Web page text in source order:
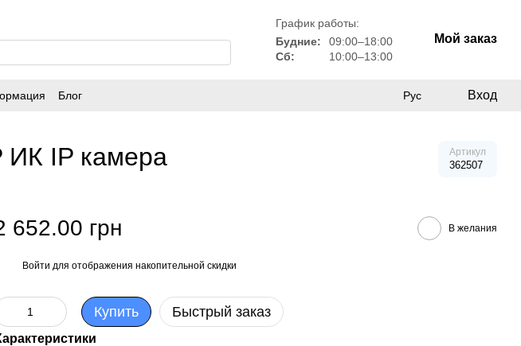
График работы:
Будние:
09:00–18:00
Сб:
10:00–13:00
Мой заказ
Блог Рус Вход
ИК IP камера Артикул
362507
652.00 грн В желания
Войти для отображения накопительной скидки
Купить Быстрый заказ